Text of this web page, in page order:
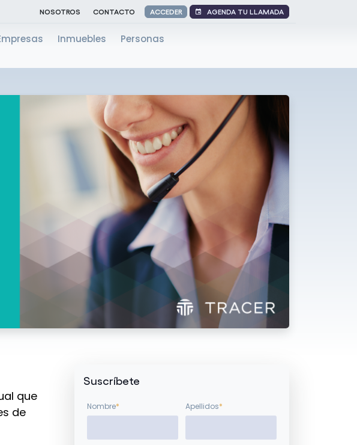
NOSOTROS CONTACTO ACCEDER AGENDA TU LLAMADA
Inmuebles
Personas
que
de
Suscríbete
Nombre* Apellidos*